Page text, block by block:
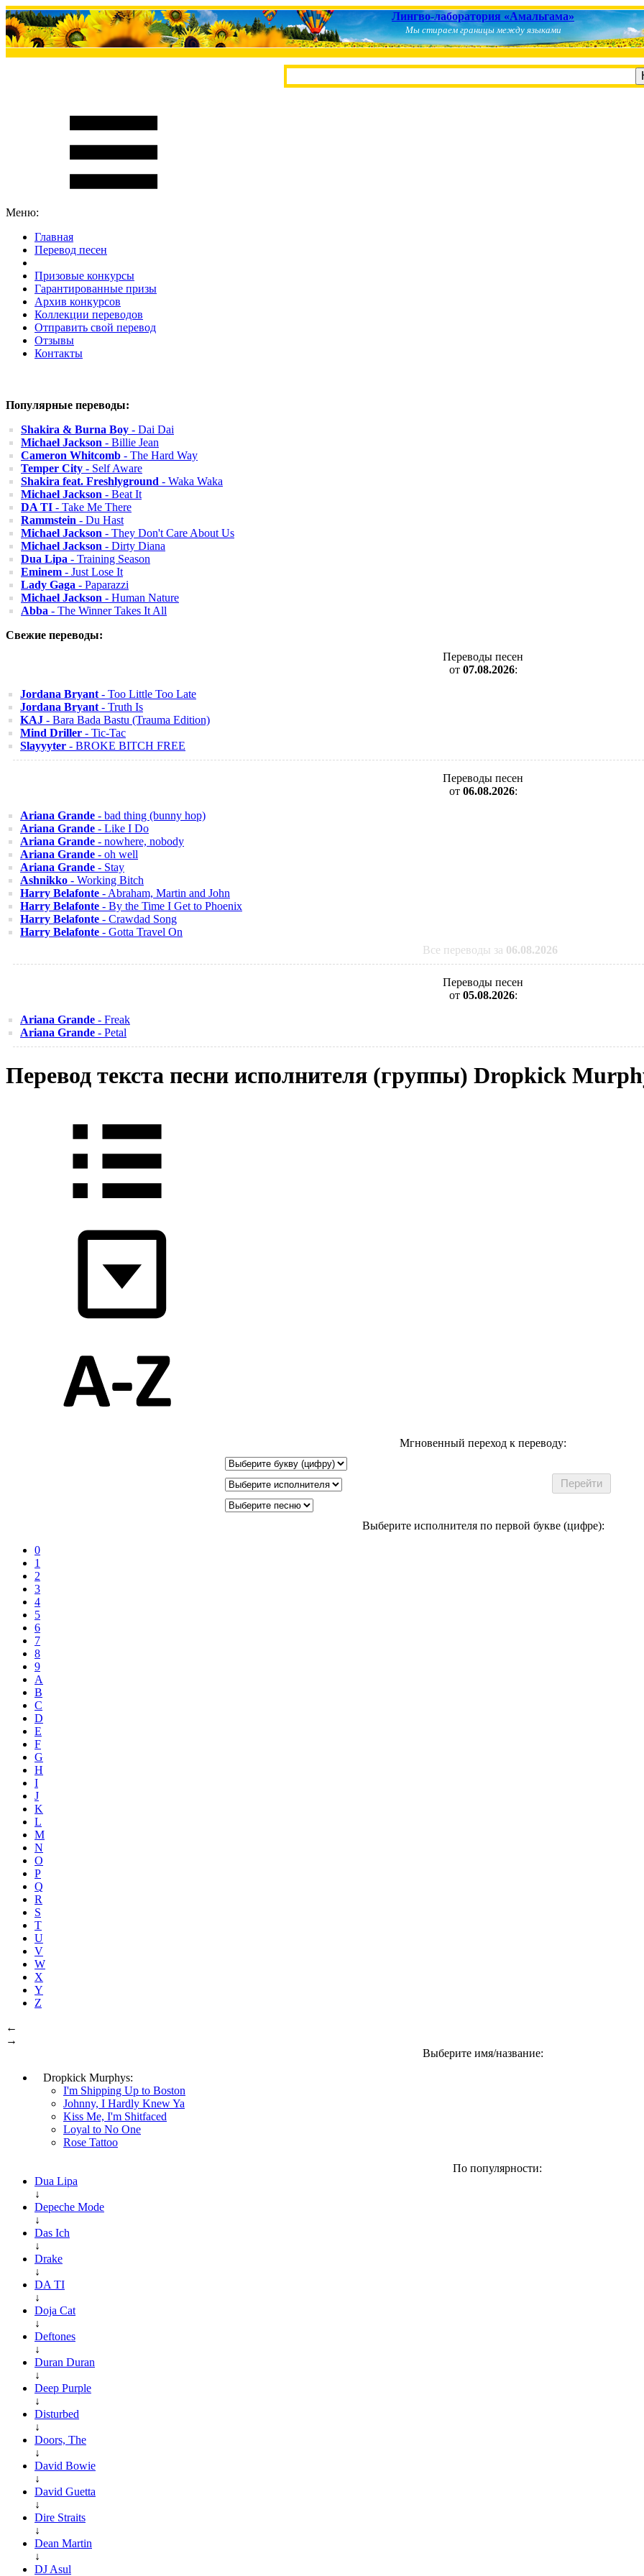
Лингво-лаборатория «Амальгама»
Мы стираем границы между языками
Меню:
Главная
Перевод песен
Призовые конкурсы
Гарантированные призы
Архив конкурсов
Коллекции переводов
Отправить свой перевод
Отзывы
Контакты
Популярные переводы:
Shakira & Burna Boy - Dai Dai
Michael Jackson - Billie Jean
Cameron Whitcomb - The Hard Way
Temper City - Self Aware
Shakira feat. Freshlyground - Waka Waka
Michael Jackson - Beat It
DA TI - Take Me There
Rammstein - Du Hast
Michael Jackson - They Don't Care About Us
Michael Jackson - Dirty Diana
Dua Lipa - Training Season
Eminem - Just Lose It
Lady Gaga - Paparazzi
Michael Jackson - Human Nature
Abba - The Winner Takes It All
Свежие переводы:
Переводы песен
от 07.08.2026:
Jordana Bryant - Too Little Too Late
Jordana Bryant - Truth Is
KAJ - Bara Bada Bastu (Trauma Edition)
Mind Driller - Tic-Tac
Slayyyter - BROKE BITCH FREE
Переводы песен
от 06.08.2026:
Ariana Grande - bad thing (bunny hop)
Ariana Grande - Like I Do
Ariana Grande - nowhere, nobody
Ariana Grande - oh well
Ariana Grande - Stay
Ashnikko - Working Bitch
Harry Belafonte - Abraham, Martin and John
Harry Belafonte - By the Time I Get to Phoenix
Harry Belafonte - Crawdad Song
Harry Belafonte - Gotta Travel On
Все переводы за 06.08.2026
Переводы песен
от 05.08.2026:
Ariana Grande - Freak
Ariana Grande - Petal
Перевод текста песни исполнителя (группы) Dropkick
Мгновенный переход к переводу:
Выберите исполнителя по первой букве (цифре):
0
1
2
3
4
5
6
7
8
9
A
B
C
D
E
F
G
H
I
J
K
L
M
N
O
P
Q
R
S
T
U
V
W
X
Y
Z
←
→
Выберите имя/название:
Dropkick Murphys:
I'm Shipping Up to Boston
Johnny, I Hardly Knew Ya
Kiss Me, I'm Shitfaced
Loyal to No One
Rose Tattoo
По популярности:
Dua Lipa
↓
Depeche Mode
↓
Das Ich
↓
Drake
↓
DA TI
↓
Doja Cat
↓
Deftones
↓
Duran Duran
↓
Deep Purple
↓
Disturbed
↓
Doors, The
↓
David Bowie
↓
David Guetta
↓
Dire Straits
↓
Dean Martin
↓
DJ Asul